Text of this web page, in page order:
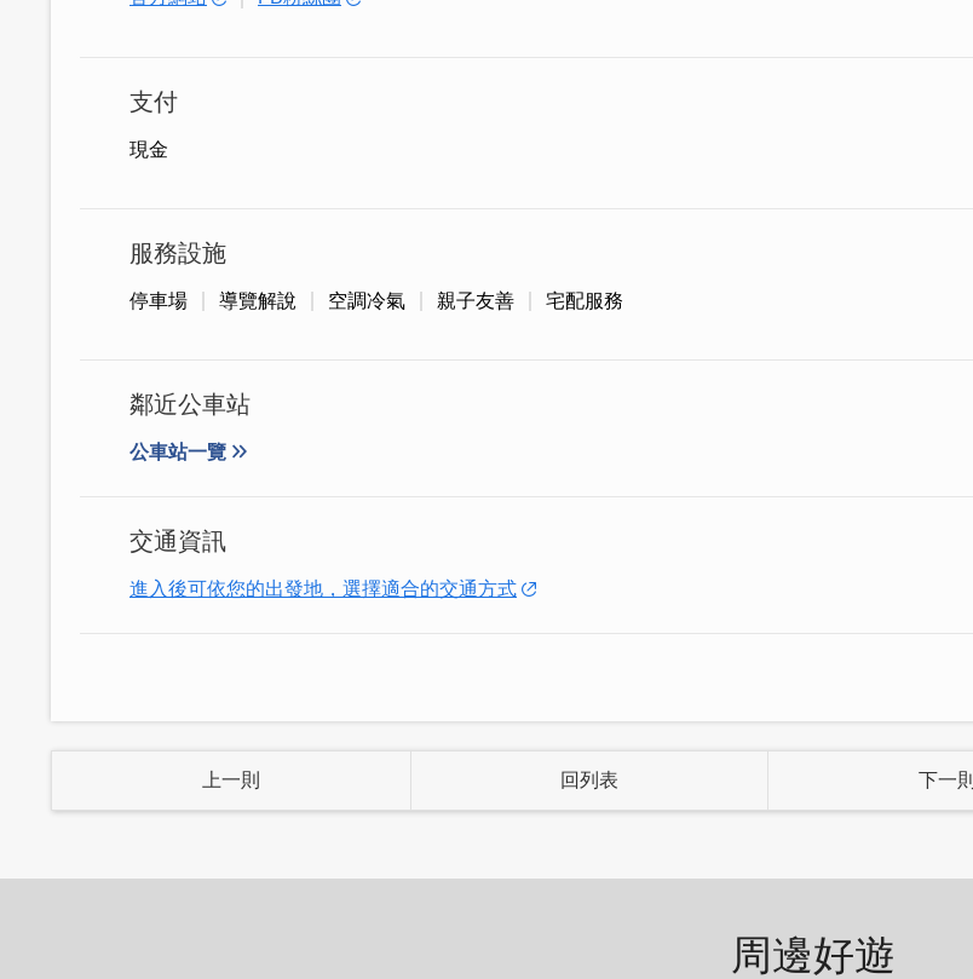
｜牛軋糖系列
來提升口感，健康又美味，為本店熱賣人氣商品。
支付
現金
服務設施
停車場 導覽解說 空調冷氣 親子友善 宅配服務
鄰近公車站
公車站一覽
交通資訊
進入後可依您的出發地，選擇適合的交通方式
上一則 回列表 下一則
周邊好遊